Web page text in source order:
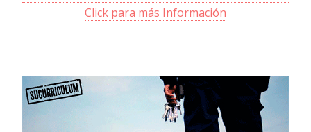
Click para más Información